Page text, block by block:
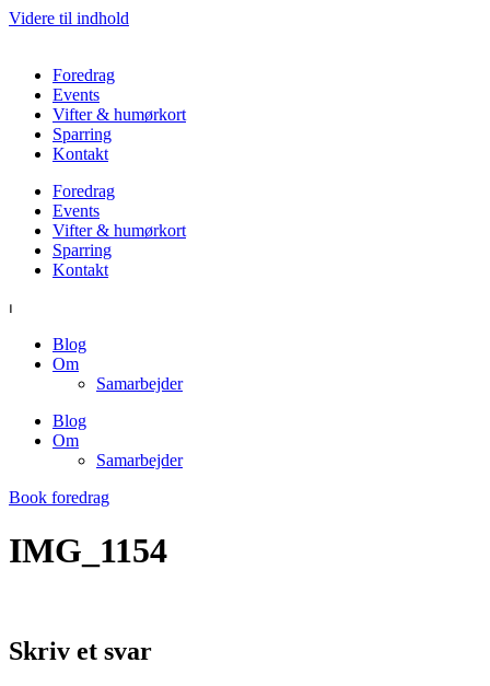
Videre til indhold
Foredrag
Events
Vifter & humørkort
Sparring
Kontakt
Foredrag
Events
Vifter & humørkort
Sparring
Kontakt
⏐
Blog
Om
Samarbejder
Blog
Om
Samarbejder
Book foredrag
IMG_1154
Skriv et svar